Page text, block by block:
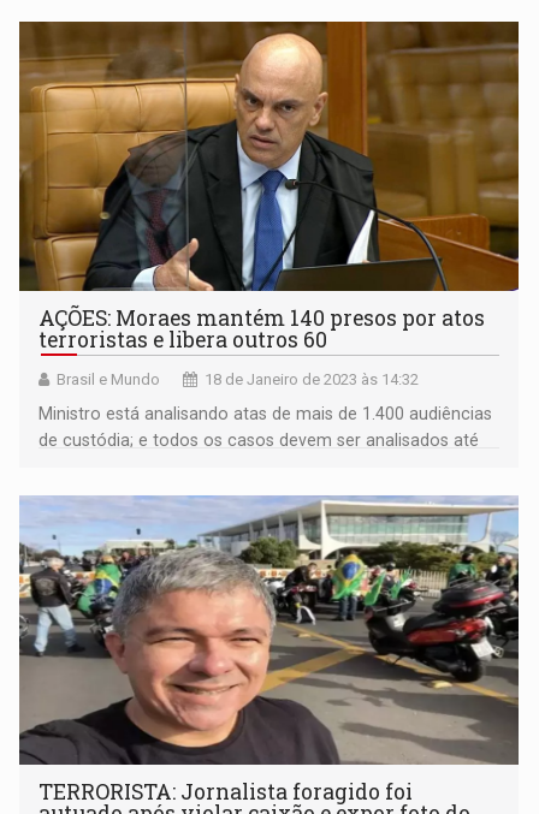
AÇÕES: Moraes mantém 140 presos por atos
terroristas e libera outros 60
Brasil e Mundo 18 de Janeiro de 2023 às 14:32
Ministro está analisando atas de mais de 1.400 audiências
de custódia; e todos os casos devem ser analisados até
TERRORISTA: Jornalista foragido foi